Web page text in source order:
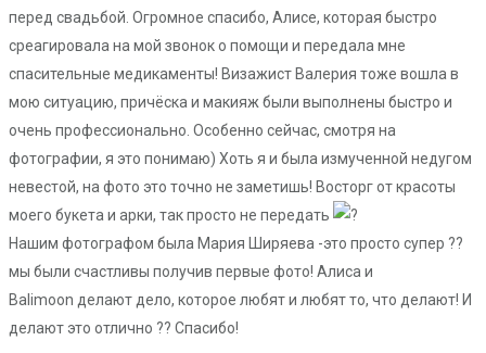
перед свадьбой. Огромное спасибо, Алисе, которая быстро
среагировала на мой звонок о помощи и передала мне
спасительные медикаменты! Визажист Валерия тоже вошла в
мою ситуацию, причёска и макияж были выполнены быстро и
очень профессионально. Особенно сейчас, смотря на
фотографии, я это понимаю) Хоть я и была измученной недугом
невестой, на фото это точно не заметишь! Восторг от красоты
моего букета и арки, так просто не передать
Нашим фотографом была Мария Ширяева -это просто супер ??
мы были счастливы получив первые фото! Алиса и
Balimoon делают дело, которое любят и любят то, что делают! И
делают это отлично ?? Спасибо!